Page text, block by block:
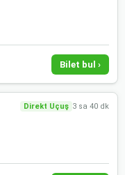
Bilet bul ›
Direkt Uçuş 3 sa 40 dk